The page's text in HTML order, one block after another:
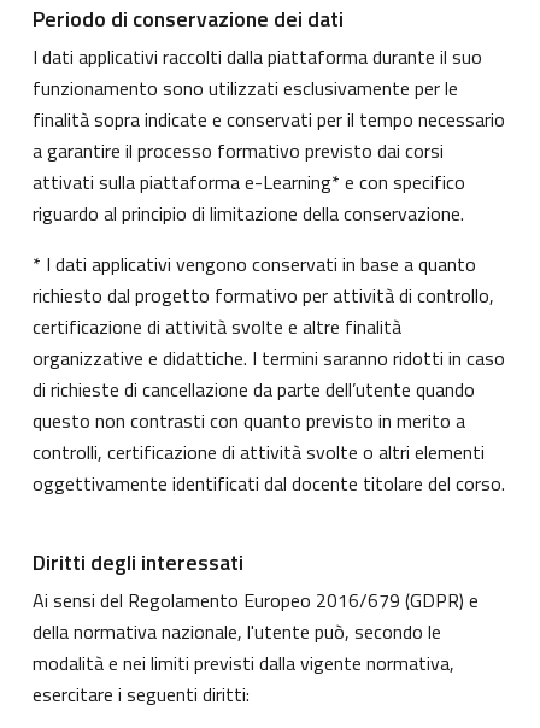
Periodo di conservazione dei dati
I dati applicativi raccolti dalla piattaforma durante il suo
funzionamento sono utilizzati esclusivamente per le
finalità sopra indicate e conservati per il tempo necessario
a garantire il processo formativo previsto dai corsi
attivati sulla piattaforma e-Learning* e con specifico
riguardo al principio di limitazione della conservazione.
* I dati applicativi vengono conservati in base a quanto
richiesto dal progetto formativo per attività di controllo,
certificazione di attività svolte e altre finalità
organizzative e didattiche. I termini saranno ridotti in caso
di richieste di cancellazione da parte dell’utente quando
questo non contrasti con quanto previsto in merito a
controlli, certificazione di attività svolte o altri elementi
oggettivamente identificati dal docente titolare del corso.
Diritti degli interessati
Ai sensi del Regolamento Europeo 2016/679 (GDPR) e
della normativa nazionale, l'utente può, secondo le
modalità e nei limiti previsti dalla vigente normativa,
esercitare i seguenti diritti: